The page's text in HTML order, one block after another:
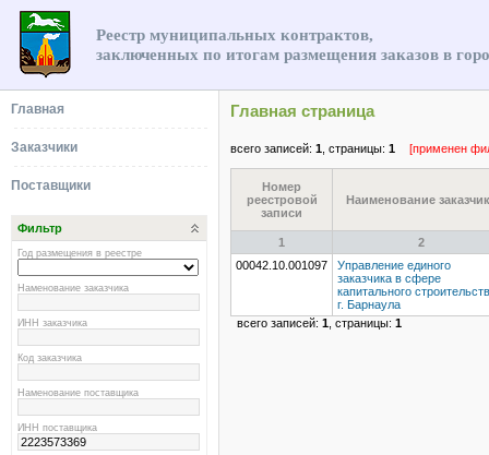
Реестр муниципальных контрактов,
заключенных по итогам размещения заказов в
Главная
Заказчики
Поставщики
Фильтр
Год размещения в реестре
Наменование заказчика
ИНН заказчика
Код заказчика
Наменование поставщика
ИНН поставщика
Главная страница
всего записей: 1 , страницы: 1 [применен
Номер
реестровой
записи
Наименование
1
2
00042.10.001097
Управление единого
заказчика в сфере
капитального
г. Барнаула
всего записей: 1 , страницы: 1